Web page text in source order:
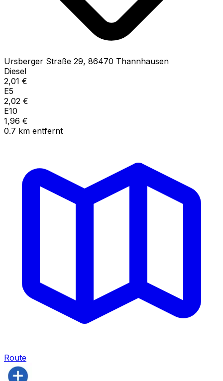
Ursberger Straße 29, 86470 Thannhausen
Diesel
2,01 €
E5
2,02 €
E10
1,96 €
0.7 km entfernt
Route